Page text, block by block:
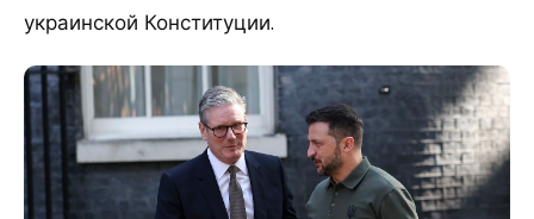
украинской Конституции.